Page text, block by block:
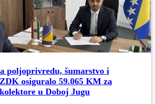
poljoprivredu, šumarstvo i
osiguralo 59.065 KM za
u Doboj Jugu